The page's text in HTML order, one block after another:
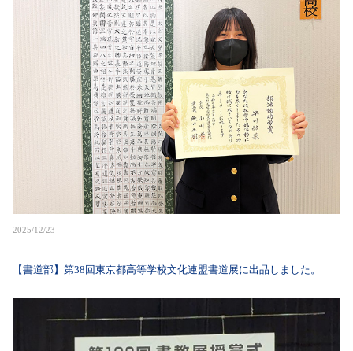
2025/12/23
【書道部】第38回東京都高等学校文化連盟書道展に出品しました。